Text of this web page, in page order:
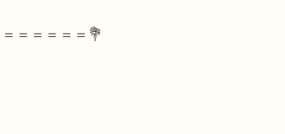
＝＝＝＝＝💐